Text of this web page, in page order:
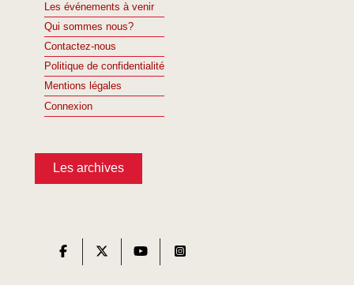
Les événements à venir
Qui sommes nous?
Contactez-nous
Politique de confidentialité
Mentions légales
Connexion
Les archives